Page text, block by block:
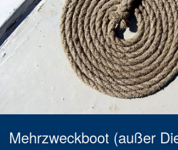
Mehrzweckboot (außer